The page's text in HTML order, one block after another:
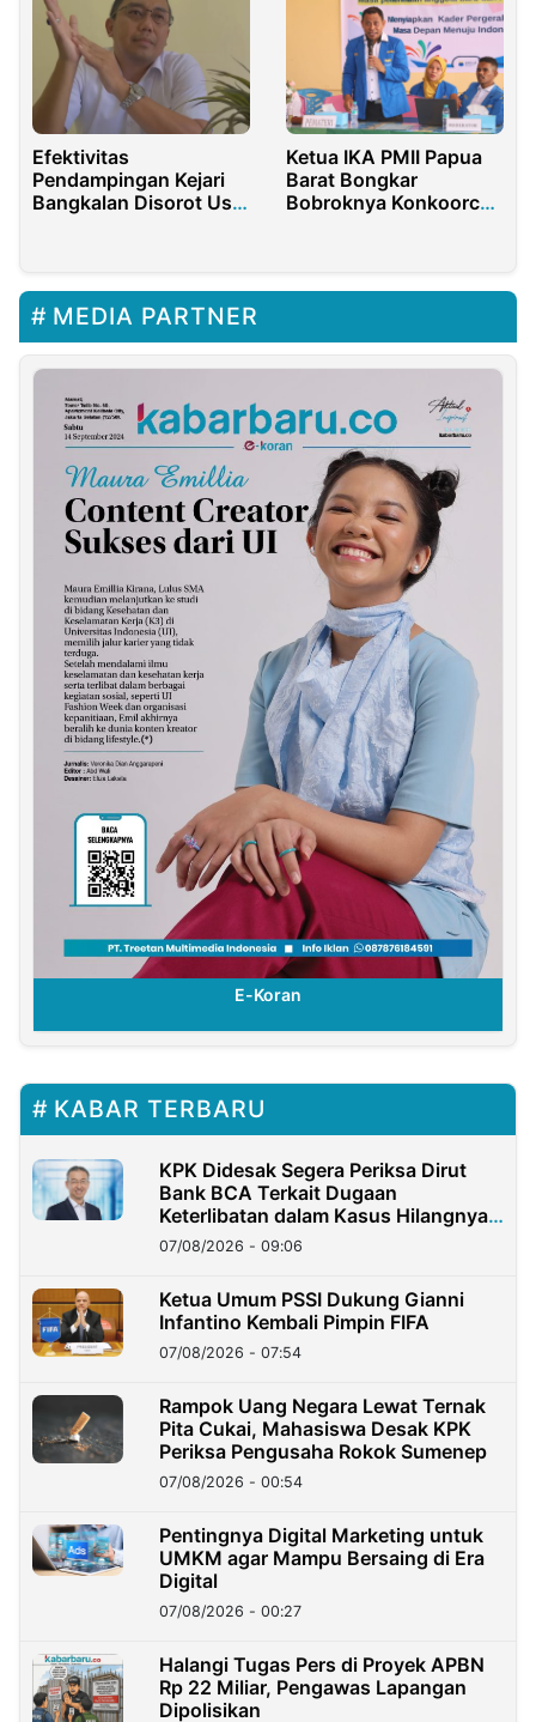
Efektivitas
Pendampingan Kejari
Bangkalan Disorot Usai
Ketua IKA PMII Papua
Barat Bongkar
Bobroknya Konkoorcab
MEDIA PARTNER
E-Koran
KABAR TERBARU
KPK Didesak Segera Periksa Dirut
Bank BCA Terkait Dugaan
Keterlibatan dalam Kasus Hilangnya
Dana Nasabah Rp2,58 Miliar
07/08/2026 - 09:06
Ketua Umum PSSI Dukung Gianni
Infantino Kembali Pimpin FIFA
07/08/2026 - 07:54
Rampok Uang Negara Lewat Ternak
Pita Cukai, Mahasiswa Desak KPK
Periksa Pengusaha Rokok Sumenep
07/08/2026 - 00:54
Pentingnya Digital Marketing untuk
UMKM agar Mampu Bersaing di Era
Digital
07/08/2026 - 00:27
Halangi Tugas Pers di Proyek APBN
Rp 22 Miliar, Pengawas Lapangan
Dipolisikan